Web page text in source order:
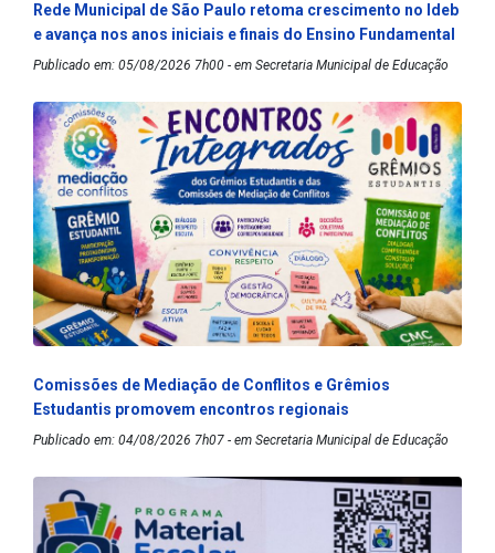
Rede Municipal de São Paulo retoma crescimento no Ideb
e avança nos anos iniciais e finais do Ensino Fundamental
Publicado em: 05/08/2026 7h00 - em Secretaria Municipal de Educação
Comissões de Mediação de Conflitos e Grêmios
Estudantis promovem encontros regionais
Publicado em: 04/08/2026 7h07 - em Secretaria Municipal de Educação